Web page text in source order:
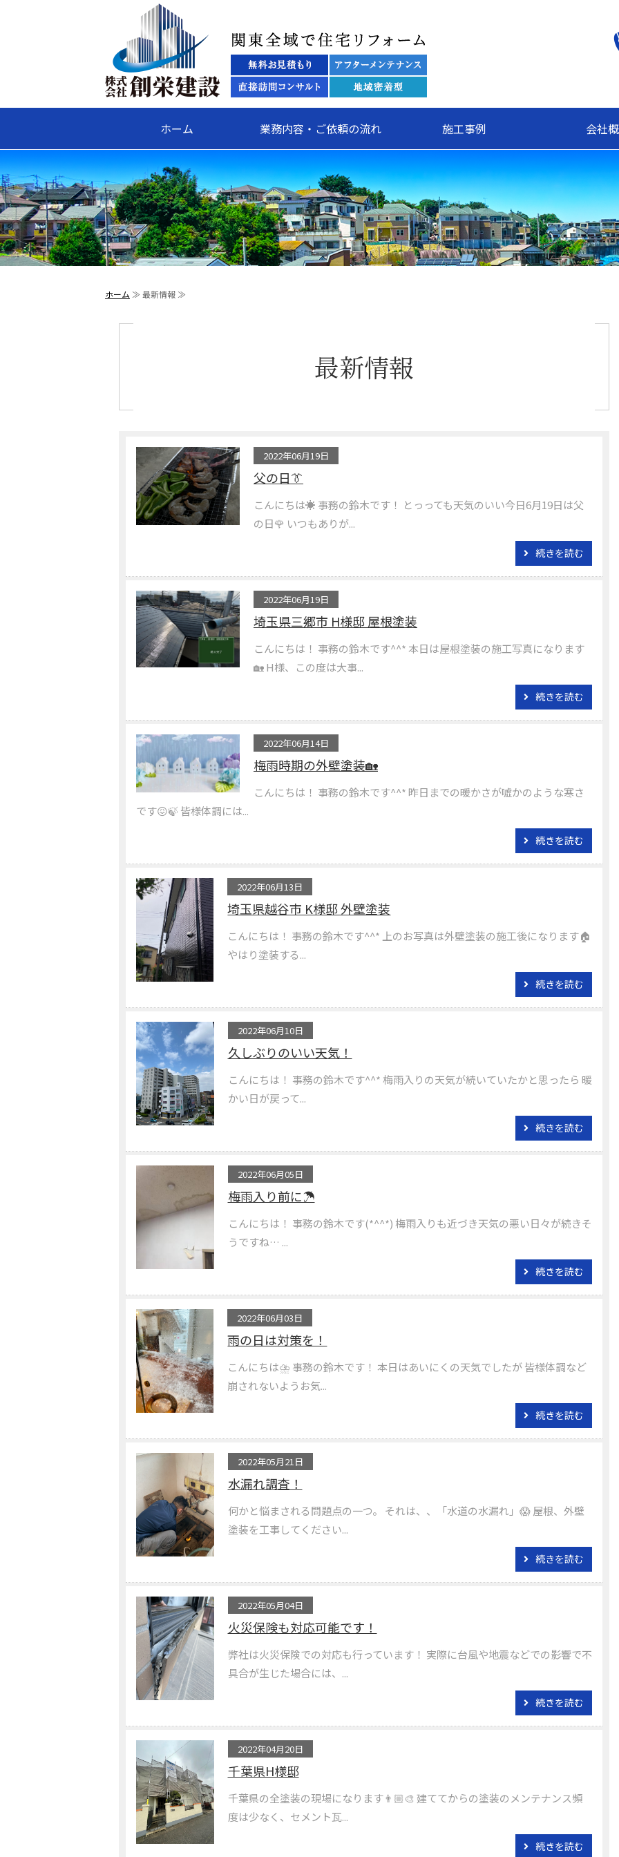
ホーム 業務内容・ご依頼の流れ 施工事例 会社
ホーム ≫ 最新情報 ≫
最新情報
2022年06月19日
父の日👔
こんにちは☀️ 事務の鈴木です！ とっっても天気のいい今日6月19日は父
の日🌹 いつもありが...
続きを読む
2022年06月19日
埼玉県三郷市 H様邸 屋根塗装
こんにちは！ 事務の鈴木です^^* 本日は屋根塗装の施工写真になります
🏡 H様、この度は大事...
続きを読む
2022年06月14日
梅雨時期の外壁塗装🏡
こんにちは！ 事務の鈴木です^^* 昨日までの暖かさが嘘かのような寒さ
です😖🍃 皆様体調には...
続きを読む
2022年06月13日
埼玉県越谷市 K様邸 外壁塗装
こんにちは！ 事務の鈴木です^^* 上のお写真は外壁塗装の施工後になります🏠
やはり塗装する...
続きを読む
2022年06月10日
久しぶりのいい天気！
こんにちは！ 事務の鈴木です^^* 梅雨入りの天気が続いていたかと思ったら 暖
かい日が戻って...
続きを読む
2022年06月05日
梅雨入り前に☂️
こんにちは！ 事務の鈴木です(*^^*) 梅雨入りも近づき天気の悪い日々が続きそ
うですね… ...
続きを読む
2022年06月03日
雨の日は対策を！
こんにちは⛈ 事務の鈴木です！ 本日はあいにくの天気でしたが 皆様体調など
崩されないようお気...
続きを読む
2022年05月21日
水漏れ調査！
何かと悩まされる問題点の一つ。 それは、、「水道の水漏れ」😱 屋根、外壁
塗装を工事してください...
続きを読む
2022年05月04日
火災保険も対応可能です！
弊社は火災保険での対応も行っています！ 実際に台風や地震などでの影響で不
具合が生じた場合には、...
続きを読む
2022年04月20日
千葉県H様邸
千葉県の全塗装の現場になります👨🏼‍🎨 建ててからの塗装のメンテナンス頻
度は少なく、セメント瓦...
続きを読む